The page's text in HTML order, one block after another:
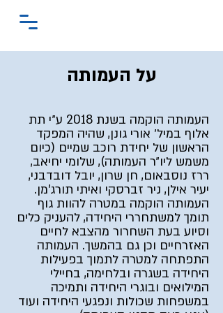
על העמותה
העמותה הוקמה בשנת 2018 ע״י תת
אלוף במיל׳ אורי גונן, שהיה המפקד
הראשון של יחידת רוכב שמיים (כיום
משמש ליו״ר העמותה), שלומי יחיאב,
ררז נוסבאום, חן שרון, יובל דובדבני,
יעיר אילן, ניר זברסקי ואיתי תורג'מן.
העמותה הוקמה במטרה להוות גוף
תומך למשתחררי היחידה, להעניק כלים
וסיוע בעת השחרור מהצבא לחיים
האזרחיים וכן גם בהמשך. העמותה
התפתחה למטרה לתמוך בפעילות
היחידה בשגרה ובלחימה, בחיילי
המילואים ובוגרי היחידה ותמיכה
במשפחות שכולות ונפגעי היחידה ועוד